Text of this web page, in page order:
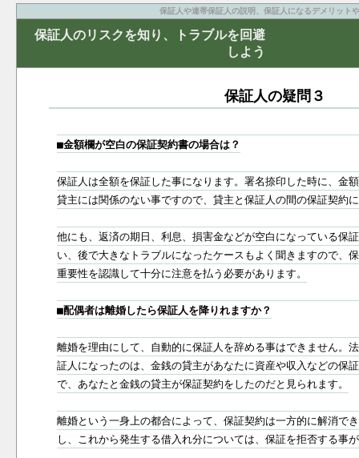
保証人や連帯保証人の説明、保証人になるデメリット
保証人のリスクを知り、トラブルを回避
しよう
保証人の疑問３
■金額欄が空白の保証契約書の場合は？
保証人は全額を保証した事になります。署名捺印した時に、金
貸主には関係のない事ですので、貸主と保証人の間の保証契約
他にも、返済の期日、利息、損害金などが空白になっている保
い、後で大きなトラブルになったケースもよく聞きますので、
重要性を認識して十分に注意を払う必要があります。
■配偶者は離婚したら保証人を降りれますか？
離婚を理由にして、自動的に保証人を辞める事はできません。
証人になったのは、金銭の貸主があなたに資産や収入などの保
で、あなたと金銭の貸主が保証契約をしたのだと見られます。
離婚という一身上の都合によって、保証契約は一方的に解消で
し、これから発生する借入れ分については、保証を拒否する事